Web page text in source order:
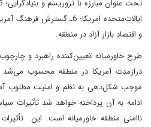
ایالات‌متحده امریکا؛ 6ـ
و اقتصاد بازار آزاد در منطقه.
طرح خاورمیانه تعیین‌کننده راهبرد و
درازمدت آمریکا در منطقه محسوب می‌شد
موجب شکل‌دهی به نظم و امنیت مطلوب
ادامه به آن پرداخته خواهد شد تأثیرات